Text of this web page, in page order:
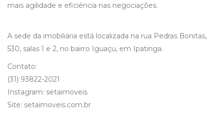
mais agilidade e eficiência nas negociações.
A sede da imobiliária está localizada na rua Pedras Bonitas,
530, salas 1 e 2, no bairro Iguaçu, em Ipatinga.
Contato:
(31) 93822-2021
Instagram: setaimoveis
Site: setaimoveis.com.br